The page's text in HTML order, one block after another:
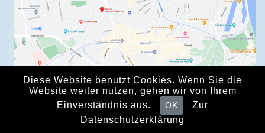
Impressum Datenschutz
Diese Website benutzt Cookies. Wenn Sie die
Website weiter nutzen, gehen wir von Ihrem
Einverständnis aus.
OK
Zur
Datenschutzerklärung